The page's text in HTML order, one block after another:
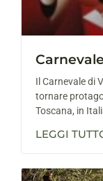
Il Carnevale di
tornare
Toscana, in
LEGGI